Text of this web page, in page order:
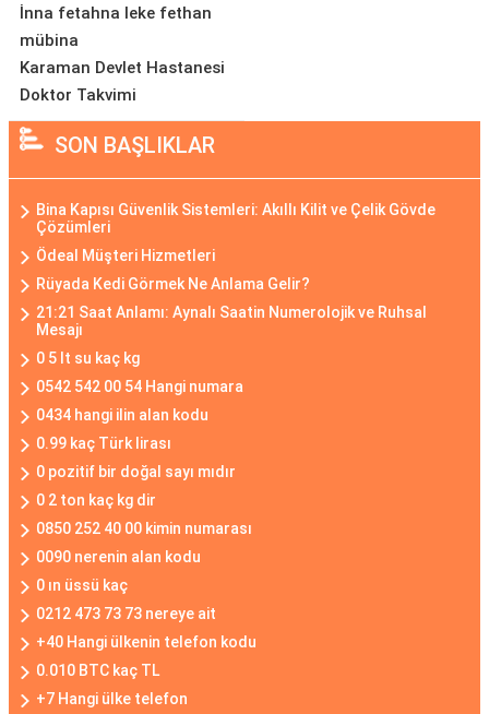
İnna fetahna leke fethan
mübina
Karaman Devlet Hastanesi
Doktor Takvimi
SON BAŞLIKLAR
Bina Kapısı Güvenlik Sistemleri: Akıllı Kilit ve Çelik Gövde
Çözümleri
Ödeal Müşteri Hizmetleri
Rüyada Kedi Görmek Ne Anlama Gelir?
21:21 Saat Anlamı: Aynalı Saatin Numerolojik ve Ruhsal
Mesajı
0 5 lt su kaç kg
0542 542 00 54 Hangi numara
0434 hangi ilin alan kodu
0.99 kaç Türk lirası
0 pozitif bir doğal sayı mıdır
0 2 ton kaç kg dir
0850 252 40 00 kimin numarası
0090 nerenin alan kodu
0 ın üssü kaç
0212 473 73 73 nereye ait
+40 Hangi ülkenin telefon kodu
0.010 BTC kaç TL
+7 Hangi ülke telefon